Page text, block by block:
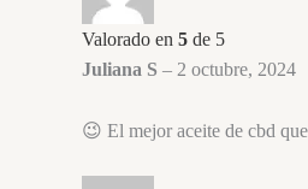
Valorado en 5 de 5
Juliana S – 2 octubre, 2024
😉 El mejor aceite de cbd